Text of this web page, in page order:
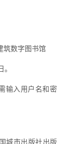
筑数字图书馆
输入用户名和密
城市出版社出版